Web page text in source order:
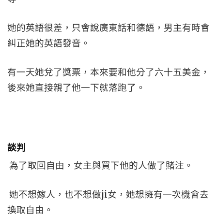
她的英語很差，只會說廣東話和德語，男主有時會
糾正她的英語發音。
有一天她兌了獎票，本來要和他分了六十五美金，
後來她直接親了他一下就落跑了。
談判
為了取回自由，女主與買下他的人做了賭注。
她不想嫁人，也不想做ji女，她想擁有一次機會去
換取自由。